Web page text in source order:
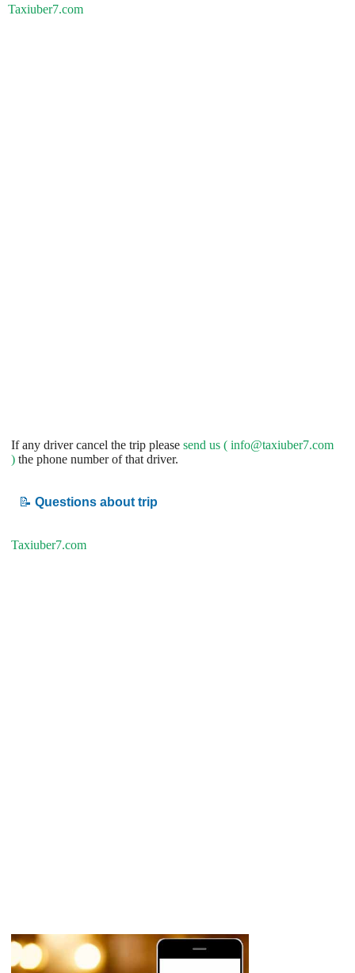
Taxiuber7.com
If any driver cancel the trip please send us ( info@taxiuber7.com
) the phone number of that driver.
📝 Questions about trip
Taxiuber7.com